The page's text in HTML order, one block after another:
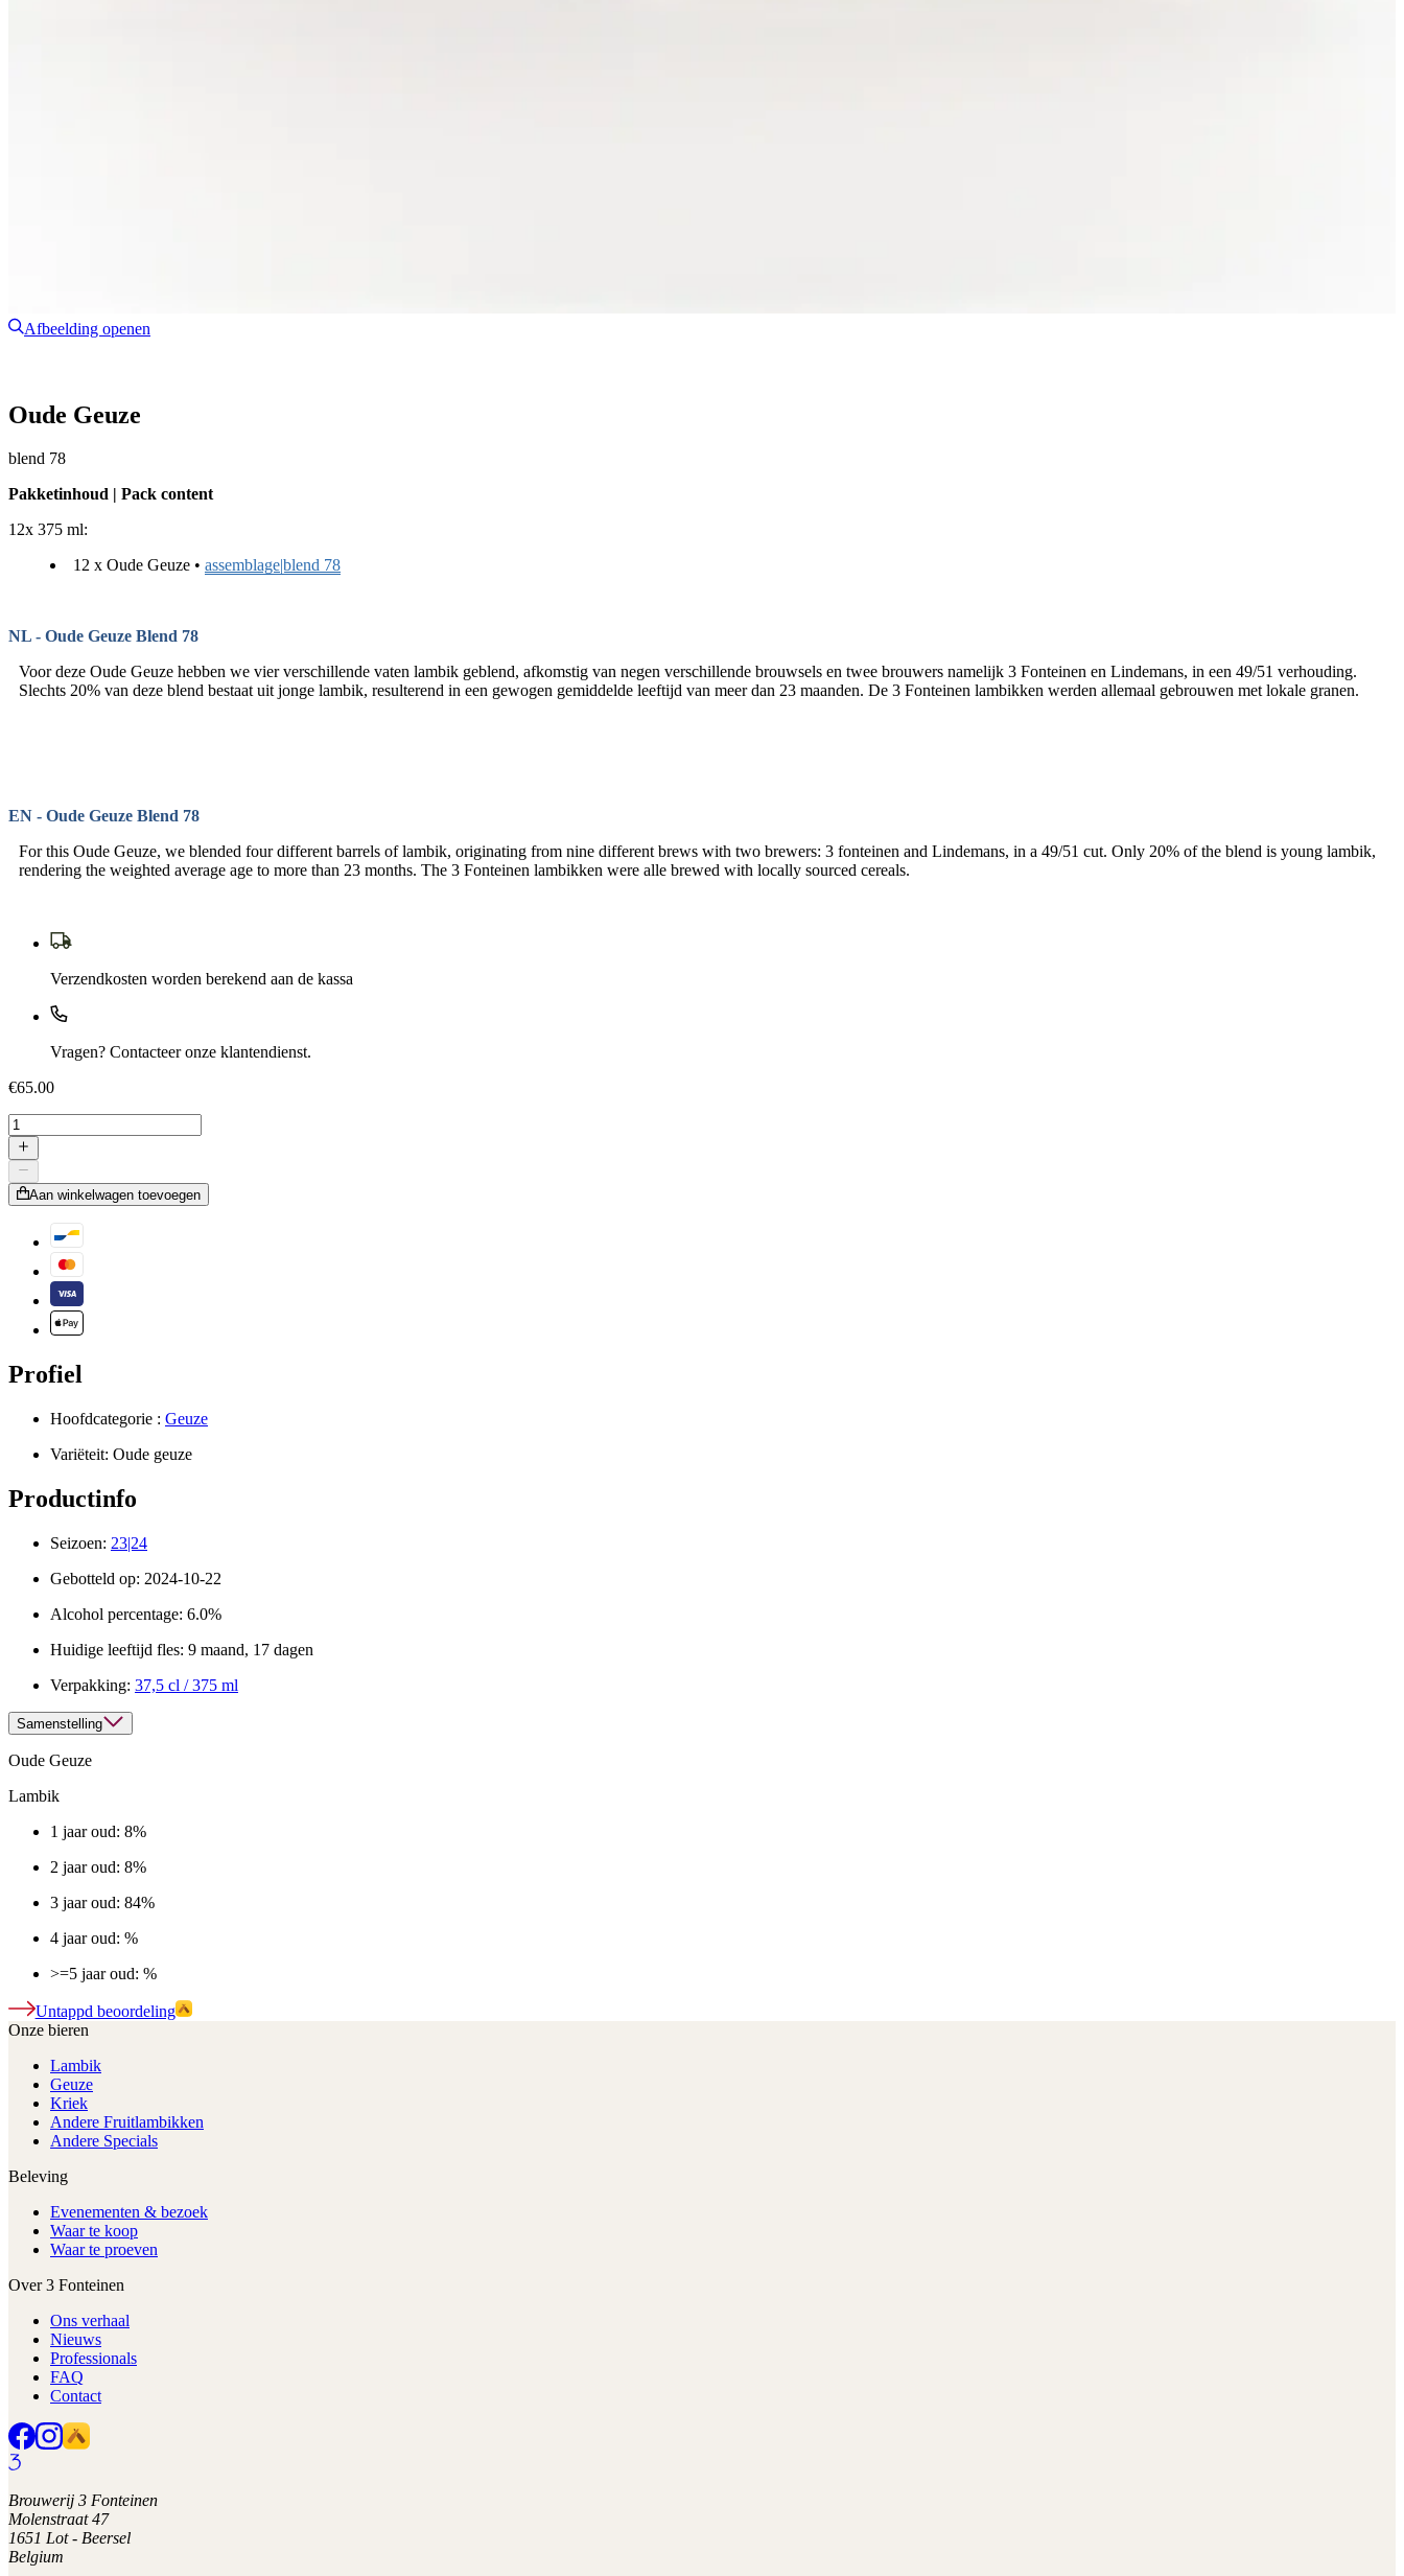
Afbeelding openen
Oude Geuze
blend 78
Pakketinhoud | Pack content
12x 375 ml:
12 x Oude Geuze • assemblage|blend 78
NL - Oude Geuze Blend 78
Voor deze Oude Geuze hebben we vier verschillende vaten lambik geblend, afkomstig van negen verschillende brouwsels en twee brouwers namelijk 3 Fonteinen en Lindemans, in een 49/51 verhouding.
Slechts 20% van deze blend bestaat uit jonge lambik, resulterend in een gewogen gemiddelde leeftijd van meer dan 23 maanden. De 3 Fonteinen lambikken werden allemaal gebrouwen met lokale granen.
EN - Oude Geuze Blend 78
For this Oude Geuze, we blended four different barrels of lambik, originating from nine different brews with two brewers: 3 fonteinen and Lindemans, in a 49/51 cut. Only 20% of the blend is young lambik,
rendering the weighted average age to more than 23 months. The 3 Fonteinen lambikken were alle brewed with locally sourced cereals.
Verzendkosten worden berekend aan de kassa
Vragen? Contacteer onze klantendienst.
€65.00
Aan winkelwagen toevoegen
Profiel
Hoofdcategorie : Geuze
Variëteit: Oude geuze
Productinfo
Seizoen: 23|24
Gebotteld op: 2024-10-22
Alcohol percentage: 6.0%
Huidige leeftijd fles: 9 maand, 17 dagen
Verpakking: 37,5 cl / 375 ml
Samenstelling
Oude Geuze
Lambik
1 jaar oud: 8%
2 jaar oud: 8%
3 jaar oud: 84%
4 jaar oud: %
>=5 jaar oud: %
Untappd beoordeling
Onze bieren
Lambik
Geuze
Kriek
Andere Fruitlambikken
Andere Specials
Beleving
Evenementen & bezoek
Waar te koop
Waar te proeven
Over 3 Fonteinen
Ons verhaal
Nieuws
Professionals
FAQ
Contact
Brouwerij 3 Fonteinen
Molenstraat 47
1651 Lot - Beersel
Belgium